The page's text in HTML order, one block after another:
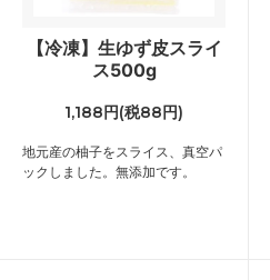
【冷凍】生ゆず皮スライ
ス500g
1,188円(税88円)
地元産の柚子をスライス、真空パ
ックしました。無添加です。